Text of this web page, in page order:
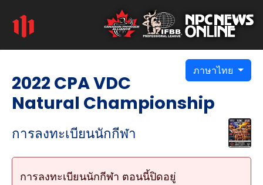
ภาษาไทย
2022 CPA VDC
Natural Championship
การลงทะเบียนนักกีฬา
การลงทะเบียนนักกีฬา ตอนนี้ปิดอยู่